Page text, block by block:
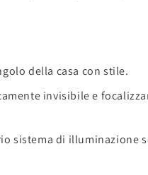
della casa con stile.
invisibile e
sistema di illuminazione